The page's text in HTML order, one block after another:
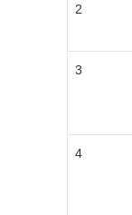
2
3
4